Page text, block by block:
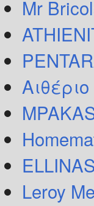
Mr
Αιθέριο
Leroy